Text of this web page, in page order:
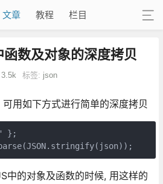
文章 教程 栏目
数及对象的深度拷贝
3.5k 标签: json
用如下方式进行简单的深度拷贝
};
中的对象及函数的时候, 用这样的